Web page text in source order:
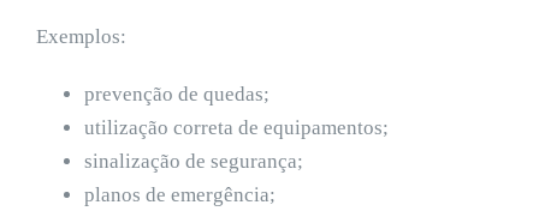
Exemplos:
prevenção de quedas;
utilização correta de equipamentos;
sinalização de segurança;
planos de emergência;